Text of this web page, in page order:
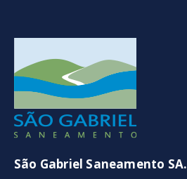
São Gabriel Saneamento SA.